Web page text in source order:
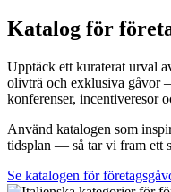
Katalog för
Upptäck ett kuraterat urval
olivträ och exklusiva gåvor
konferenser, incentiveresor
Använd katalogen som
tidsplan — så tar vi fram ett
Se katalogen för